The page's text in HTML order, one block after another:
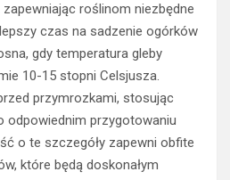
roślinom niezbędne
czas na sadzenie ogórków
gdy temperatura gleby
10-15 stopni Celsjusza.
przymrozkami, stosując
odpowiednim przygotowaniu
o te szczegóły zapewni obfite
które będą doskonałym